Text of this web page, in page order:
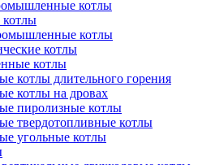
котлы
котлы
котлы
котлы
котлы
котлы длительного горения
котлы на дровах
пиролизные котлы
твердотопливные котлы
угольные котлы